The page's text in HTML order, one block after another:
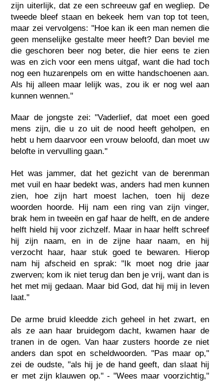
zijn uiterlijk, dat ze een schreeuw gaf en wegliep. De
tweede bleef staan en bekeek hem van top tot teen,
maar zei vervolgens: "Hoe kan ik een man nemen die
geen menselijke gestalte meer heeft? Dan beviel me
die geschoren beer nog beter, die hier eens te zien
was en zich voor een mens uitgaf, want die had toch
nog een huzarenpels om en witte handschoenen aan.
Als hij alleen maar lelijk was, zou ik er nog wel aan
kunnen wennen."
Maar de jongste zei: "Vaderlief, dat moet een goed
mens zijn, die u zo uit de nood heeft geholpen, en
hebt u hem daarvoor een vrouw beloofd, dan moet uw
belofte in vervulling gaan."
Het was jammer, dat het gezicht van de berenman
met vuil en haar bedekt was, anders had men kunnen
zien, hoe zijn hart moest lachen, toen hij deze
woorden hoorde. Hij nam een ring van zijn vinger,
brak hem in tweeën en gaf haar de helft, en de andere
helft hield hij voor zichzelf. Maar in haar helft schreef
hij zijn naam, en in de zijne haar naam, en hij
verzocht haar, haar stuk goed te bewaren. Hierop
nam hij afscheid en sprak: "Ik moet nog drie jaar
zwerven; kom ik niet terug dan ben je vrij, want dan is
het met mij gedaan. Maar bid God, dat hij mij in leven
laat."
De arme bruid kleedde zich geheel in het zwart, en
als ze aan haar bruidegom dacht, kwamen haar de
tranen in de ogen. Van haar zusters hoorde ze niet
anders dan spot en scheldwoorden. "Pas maar op,"
zei de oudste, "als hij je de hand geeft, dan slaat hij
er met zijn klauwen op." - "Wees maar voorzichtig,"